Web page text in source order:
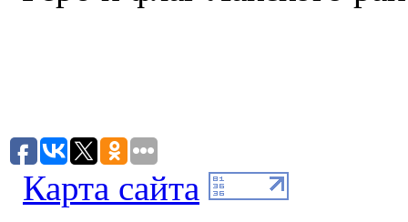
Карта сайта